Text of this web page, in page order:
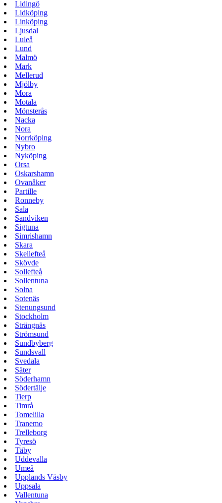
Lidingö
Lidköping
Linköping
Ljusdal
Luleå
Lund
Malmö
Mark
Mellerud
Mjölby
Mora
Motala
Mönsterås
Nacka
Nora
Norrköping
Nybro
Nyköping
Orsa
Oskarshamn
Ovanåker
Partille
Ronneby
Sala
Sandviken
Sigtuna
Simrishamn
Skara
Skellefteå
Skövde
Sollefteå
Sollentuna
Solna
Sotenäs
Stenungsund
Stockholm
Strängnäs
Strömsund
Sundbyberg
Sundsvall
Svedala
Säter
Söderhamn
Södertälje
Tierp
Timrå
Tomelilla
Tranemo
Trelleborg
Tyresö
Täby
Uddevalla
Umeå
Upplands Väsby
Uppsala
Vallentuna